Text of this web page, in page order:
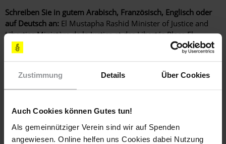
Zustimmung Details Über Cookies
Auch Cookies können Gutes tun!
Als gemeinnütziger Verein sind wir auf Spenden
angewiesen. Online helfen uns Cookies dabei Nutzung
Schreiben Sie in gutem Arabisch, Französisch, Englisch oder
auf Deutsch an: El Mustapha Rashid Minister of Justice and
Liberties Ministère de la Justice et des Libertés Place El
Mamounia – BP 1015, Rabat, MAROKKO Fax: 00 212 – 53 77
34 72 5 E-Mail:
(Anrede: Your
Königreichs Marokko S.E. Herrn Omar Zniber
Mail: kontakt@botschaft-marokko.de